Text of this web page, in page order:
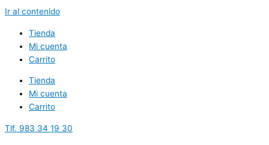
Ir al contenido
Tienda
Mi cuenta
Carrito
Tienda
Mi cuenta
Carrito
Tlf. 983 34 19 30